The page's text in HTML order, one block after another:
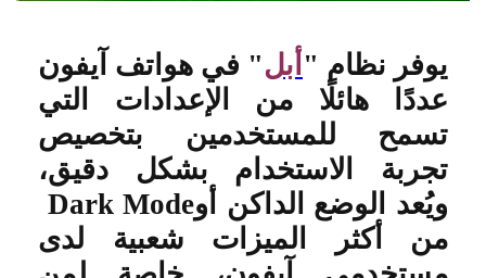
يوفر نظام "أبل "
في هواتف آيفون
عددًا هائلًا من الإعدادات التي
تسمح للمستخدمين بتخصيص
تجربة الاستخدام بشكل دقيق،
ويُعد الوضع الداكن أوDark Mode
من أكثر الميزات شعبية لدى